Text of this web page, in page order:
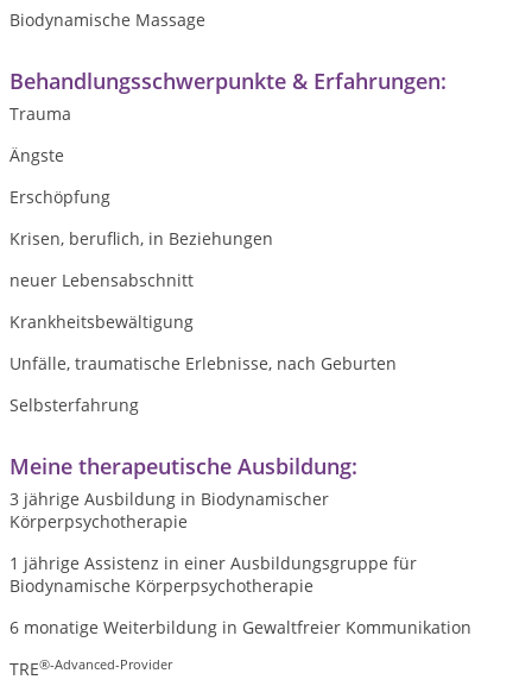
Biodynamische Massage
Behandlungsschwerpunkte & Erfahrungen:
Trauma
Ängste
Erschöpfung
Krisen, beruflich, in Beziehungen
neuer Lebensabschnitt
Krankheitsbewältigung
Unfälle, traumatische Erlebnisse, nach Geburten
Selbsterfahrung
Meine therapeutische Ausbildung:
3 jährige Ausbildung in Biodynamischer
Körperpsychotherapie
1 jährige Assistenz in einer Ausbildungsgruppe für
Biodynamische Körperpsychotherapie
6 monatige Weiterbildung in Gewaltfreier Kommunikation
TRE®-Advanced-Provider